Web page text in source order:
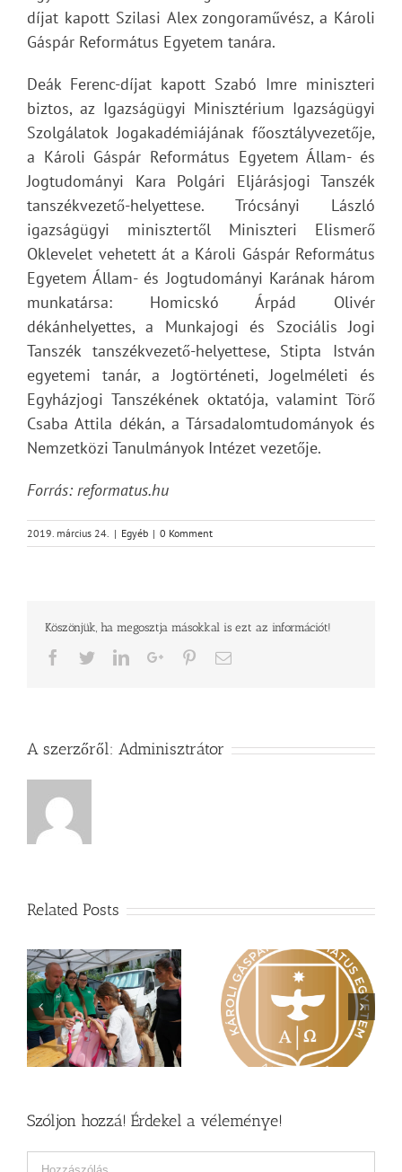
díjat kapott Szilasi Alex zongoraművész, a Károli
Gáspár Református Egyetem tanára.
Deák Ferenc-díjat kapott Szabó Imre miniszteri
biztos, az Igazságügyi Minisztérium Igazságügyi
Szolgálatok Jogakadémiájának főosztályvezetője,
a Károli Gáspár Református Egyetem Állam- és
Jogtudományi Kara Polgári Eljárásjogi Tanszék
tanszékvezető-helyettese. Trócsányi László
igazságügyi minisztertől Miniszteri Elismerő
Oklevelet vehetett át a Károli Gáspár Református
Egyetem Állam- és Jogtudományi Karának három
munkatársa: Homicskó Árpád Olivér
dékánhelyettes, a Munkajogi és Szociális Jogi
Tanszék tanszékvezető-helyettese, Stipta István
egyetemi tanár, a Jogtörténeti, Jogelméleti és
Egyházjogi Tanszékének oktatója, valamint Törő
Csaba Attila dékán, a Társadalomtudományok és
Nemzetközi Tanulmányok Intézet vezetője.
Forrás: reformatus.hu
2019. március 24. | Egyéb | 0 Komment
Köszönjük, ha megosztja másokkal is ezt az információt!
Facebook
TwitterLinkedInGoogle+PinterestEmail
A szerzőről: Adminisztrátor
Related Posts
Nagy érdeklődés övezi
a Károli képzéseit
Vasárnapi üzenet –
Zsoltárok 149
Szóljon hozzá! Érdekel a véleménye!
Hozzászólás